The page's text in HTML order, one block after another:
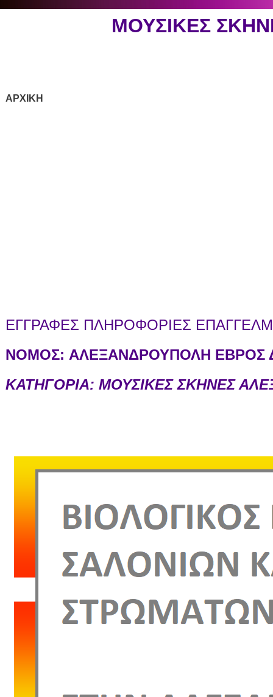
ΜΟΥΣΙΚΕΣ
ΕΓΓΡΑΦΕΣ ΠΛΗΡΟΦΟΡΙΕΣ
ΝΟΜΟΣ: ΑΛΕΞΑΝΔΡΟΥΠΟΛΗ ΕΒΡΟΣ
ΚΑΤΗΓΟΡΙΑ: ΜΟΥΣΙΚΕΣ ΣΚΗΝΕΣ
ΑΡΧΙΚΗ